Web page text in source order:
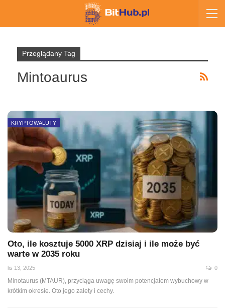
Przeglądany Tag
Mintoaurus
KRYPTOWALUTY
Oto, ile kosztuje 5000 XRP dzisiaj i ile może być
warte w 2035 roku
lis 13, 2025 0
Minotaurus (MTAUR), przyciąga uwagę swoim potencjałem wybuchowy w
krótkim okresie. Oto jego zalety i cechy.